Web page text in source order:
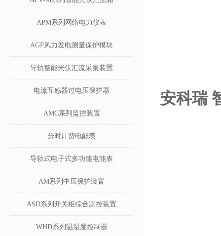
APM系列网络电力仪表
AGP风力发电测量保护模块
导轨智能光伏汇流采集装置
电流互感器过电压保护器
AMC系列监控装置
分时计费电能表
导轨式电子式多功能电能表
AM系列中压保护装置
ASD系列开关柜综合测控装置
WHD系列温湿度控制器
安科瑞